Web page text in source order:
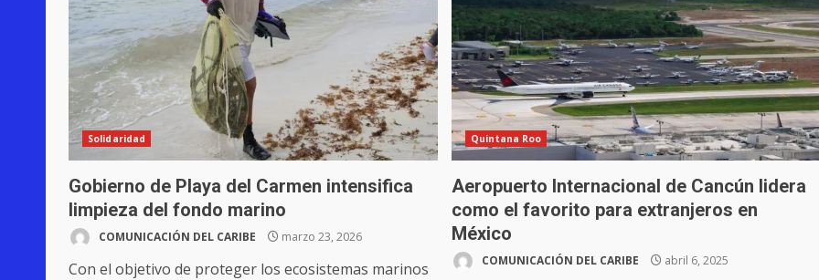
Solidaridad
Gobierno de Playa del Carmen intensifica
limpieza del fondo marino
COMUNICACIÓN DEL CARIBE marzo 23, 2026
Con el objetivo de proteger los ecosistemas marinos
Quintana Roo
Aeropuerto Internacional de Cancún lidera
como el favorito para extranjeros en
México
COMUNICACIÓN DEL CARIBE abril 6, 2025